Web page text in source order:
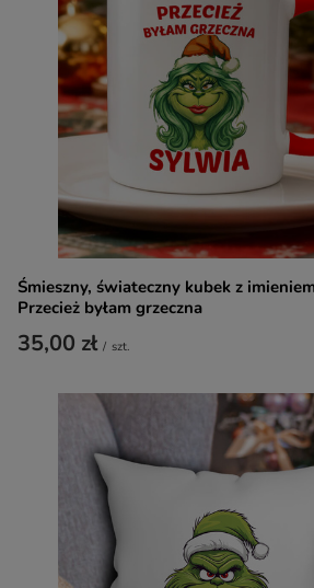
Śmieszny, świateczny kubek z
Przecież byłam grzeczna
35,00 zł / szt.